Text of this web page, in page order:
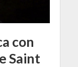
con
Saint